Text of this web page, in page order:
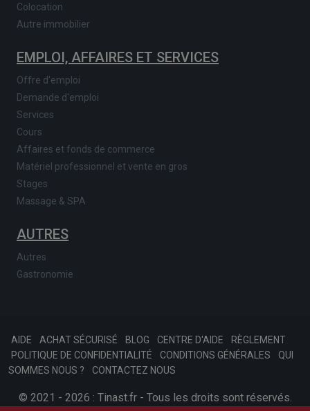
Colocation
Autre immobilier
EMPLOI, AFFAIRES ET SERVICES
Offre d'emploi
Demande d'emploi
Services
Cours
Affaires et fonds de commerce
Matériel professionnel et vente en gros
Stages
Massage & SPA
AUTRES
Autres
Gastronomie
AIDE ACHAT SÉCURISÉ BLOG CENTRE D'AIDE
RÈGLEMENT
POLITIQUE DE CONFIDENTIALITÉ
CONDITIONS GÉNÉRALES
QUI
SOMMES NOUS ?
CONTACTEZ NOUS
© 2021 - 2026 : Tinast.fr - Tous les droits sont réservés.